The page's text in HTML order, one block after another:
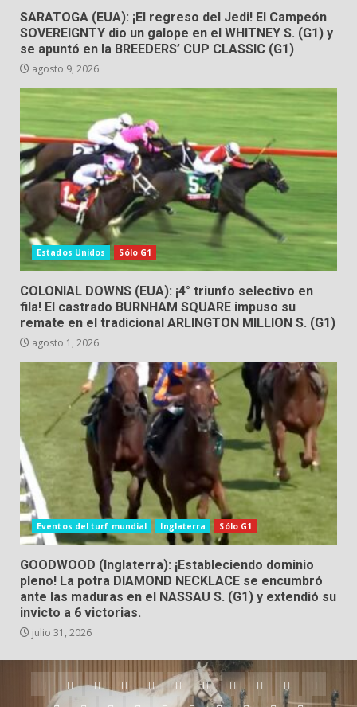
SARATOGA (EUA): ¡El regreso del Jedi! El Campeón
SOVEREIGNTY dio un galope en el WHITNEY S. (G1) y
se apuntó en la BREEDERS’ CUP CLASSIC (G1)
agosto 9, 2026
Estados Unidos Sólo G1
COLONIAL DOWNS (EUA): ¡4° triunfo selectivo en
fila! El castrado BURNHAM SQUARE impuso su
remate en el tradicional ARLINGTON MILLION S. (G1)
agosto 1, 2026
Eventos del turf mundial Inglaterra Sólo G1
GOODWOOD (Inglaterra): ¡Estableciendo dominio
pleno! La potra DIAMOND NECKLACE se encumbró
ante las maduras en el NASSAU S. (G1) y extendió su
invicto a 6 victorias.
julio 31, 2026
Argentina
AustraliaBrasilChileDubaiEstadosHongInglaterra
IrlandaJapónNueva